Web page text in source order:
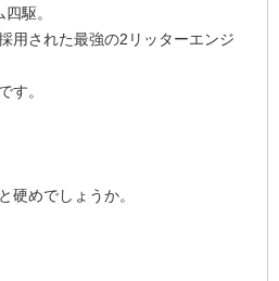
駆。
用された最強の2リッターエンジ
す。
硬めでしょうか。